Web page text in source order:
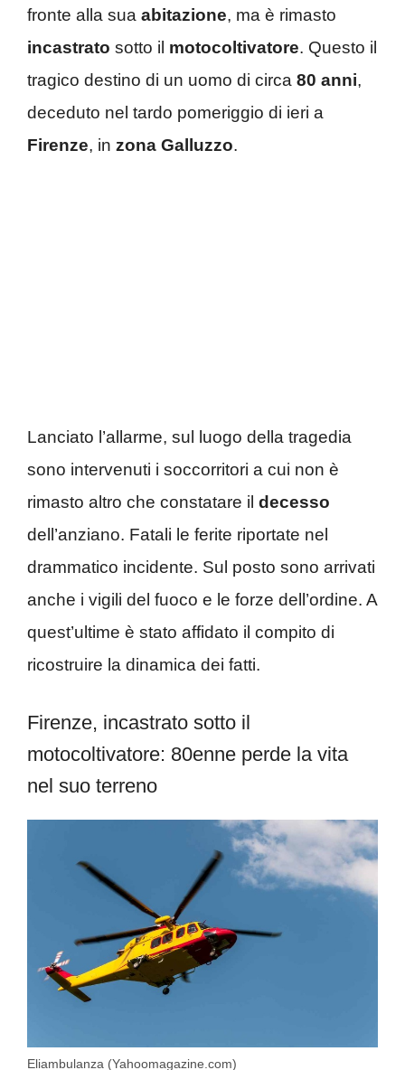
fronte alla sua abitazione, ma è rimasto
incastrato sotto il motocoltivatore. Questo il
tragico destino di un uomo di circa 80 anni,
deceduto nel tardo pomeriggio di ieri a
Firenze, in zona Galluzzo.
Lanciato l’allarme, sul luogo della tragedia
sono intervenuti i soccorritori a cui non è
rimasto altro che constatare il decesso
dell’anziano. Fatali le ferite riportate nel
drammatico incidente. Sul posto sono arrivati
anche i vigili del fuoco e le forze dell’ordine. A
quest’ultime è stato affidato il compito di
ricostruire la dinamica dei fatti.
Firenze, incastrato sotto il
motocoltivatore: 80enne perde la vita
nel suo terreno
Eliambulanza (Yahoomagazine.com)